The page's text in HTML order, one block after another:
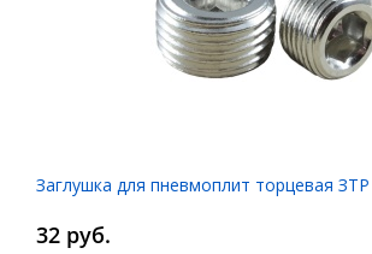
Заглушка для пневмоплит торцевая ЗТР
32 руб.